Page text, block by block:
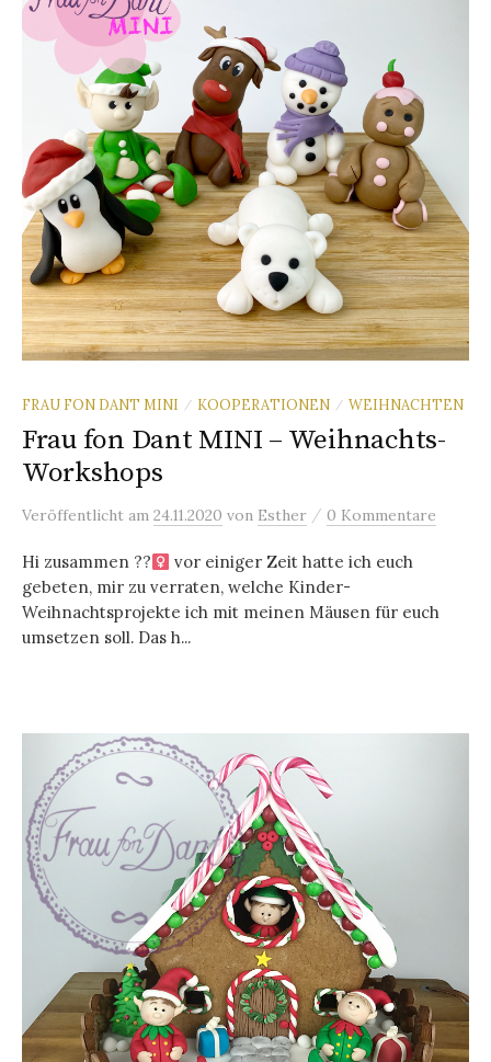
c
h
:
FRAU FON DANT MINI / KOOPERATIONEN / WEIHNACHTEN
Frau fon Dant MINI – Weihnachts-
Workshops
Veröffentlicht am 24.11.2020 von Esther / 0 Kommentare
Hi zusammen ??‍
vor einiger Zeit hatte ich euch
gebeten, mir zu verraten, welche Kinder-
Weihnachtsprojekte ich mit meinen Mäusen für euch
umsetzen soll. Das h...